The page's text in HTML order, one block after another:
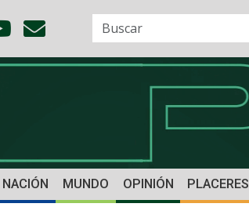
NACIÓN MUNDO OPINIÓN PLACERES